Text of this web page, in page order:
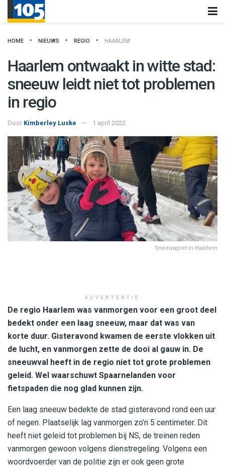
HOME NIEUWS REGIO HAARLEM
Haarlem ontwaakt in witte stad:
sneeuw leidt niet tot problemen
in regio
Door Kimberley Luske 1 april 2022
Sneeuwpret in Haarlem
ADVERTENTIE
De regio Haarlem was vanmorgen voor een groot deel
bedekt onder een laag sneeuw, maar dat was van
korte duur. Gisteravond kwamen de eerste vlokken uit
de lucht, en vanmorgen zette de dooi al gauw in. De
sneeuwval heeft in de regio niet tot grote problemen
geleid. Wel waarschuwt Spaarnelanden voor
fietspaden die nog glad kunnen zijn.
Een laag sneeuw bedekte de stad gisteravond rond een uur
of negen. Plaatselijk lag vanmorgen zo’n 5 centimeter. Dit
heeft niet geleid tot problemen bij NS, de treinen reden
vanmorgen gewoon volgens dienstregeling. Volgens een
woordvoerder van de politie zijn er ook geen grote